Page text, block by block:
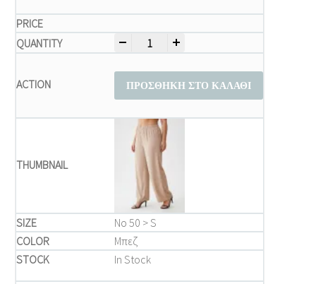
Παντελόνια Γυναικεία Plus Size –
ΠΡΟΣΘΉΚΗ ΣΤΟ ΚΑΛΆΘΙ
Νο 50 > S
Μπεζ
In Stock